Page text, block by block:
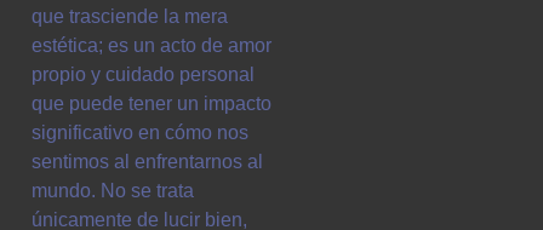
que trasciende la mera
estética; es un acto de amor
propio y cuidado personal
que puede tener un impacto
significativo en cómo nos
sentimos al enfrentarnos al
mundo. No se trata
únicamente de lucir bien,